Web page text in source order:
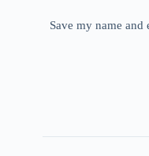
Save my name